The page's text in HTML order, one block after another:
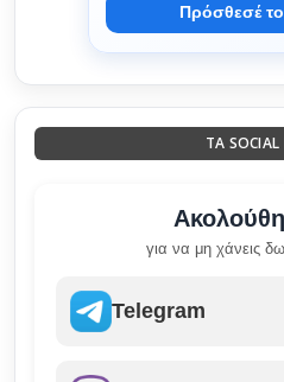
Πρόσθεσέ
ΤΑ
για να μη χάνεις
Telegram